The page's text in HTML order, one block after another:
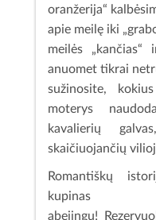
oranžerija“
apie meilę iki
meilės
anuomet tikrai
sužinosite,
moterys
kavalierių
skaičiuojančių
Romantiškų
kupinas
abejingų!